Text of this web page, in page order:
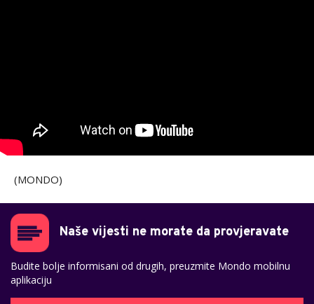
(MONDO)
Naše vijesti ne morate da provjeravate
Budite bolje informisani od drugih, preuzmite Mondo mobilnu
aplikaciju